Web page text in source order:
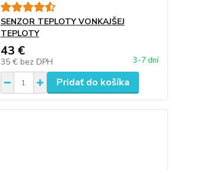
SENZOR TEPLOTY VONKAJŠEJ
TEPLOTY
43 €
35 € bez DPH 3-7 dní
Pridať do košíka